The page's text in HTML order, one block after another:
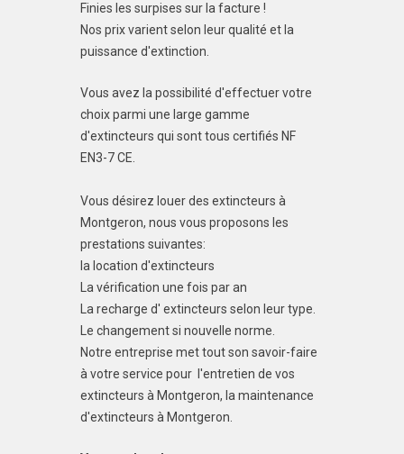
Finies les surpises sur la facture !
Nos prix varient selon leur qualité et la
puissance d'extinction.
Vous avez la possibilité d'effectuer votre
choix parmi une large gamme
d'extincteurs qui sont tous certifiés NF
EN3-7 CE.
Vous désirez louer des extincteurs à
Montgeron, nous vous proposons les
prestations suivantes:
la location d'extincteurs
La vérification une fois par an
La recharge d' extincteurs selon leur type.
Le changement si nouvelle norme.
Notre entreprise met tout son savoir-faire
à votre service pour l'entretien de vos
extincteurs à Montgeron, la maintenance
d'extincteurs à Montgeron.